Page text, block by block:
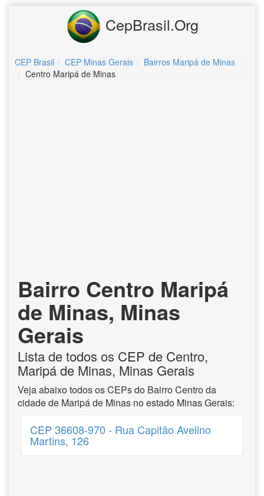
CepBrasil.Org
CEP Brasil CEP Minas Gerais
Bairros Maripá de Minas
Centro Maripá de Minas
Bairro Centro Maripá
de Minas, Minas
Gerais
Lista de todos os CEP de Centro,
Maripá de Minas, Minas Gerais
Veja abaixo todos os CEPs do Bairro Centro da
cidade de Maripá de Minas no estado Minas Gerais:
CEP 36608-970 - Rua Capitão Avelino
Martins, 126